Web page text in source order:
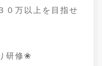
０万以上を目指せ
研修❀